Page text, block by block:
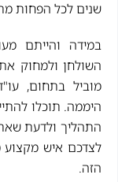
שנים לכל הפחות
במידה והייתם
השולחן ולמחוק
מוביל בתחום,
היממה. תוכלו
התהליך ולדעת
לצדכם איש מקצוע
הזה.